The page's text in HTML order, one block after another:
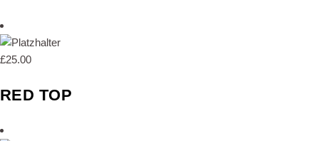
£25.00
RED TOP